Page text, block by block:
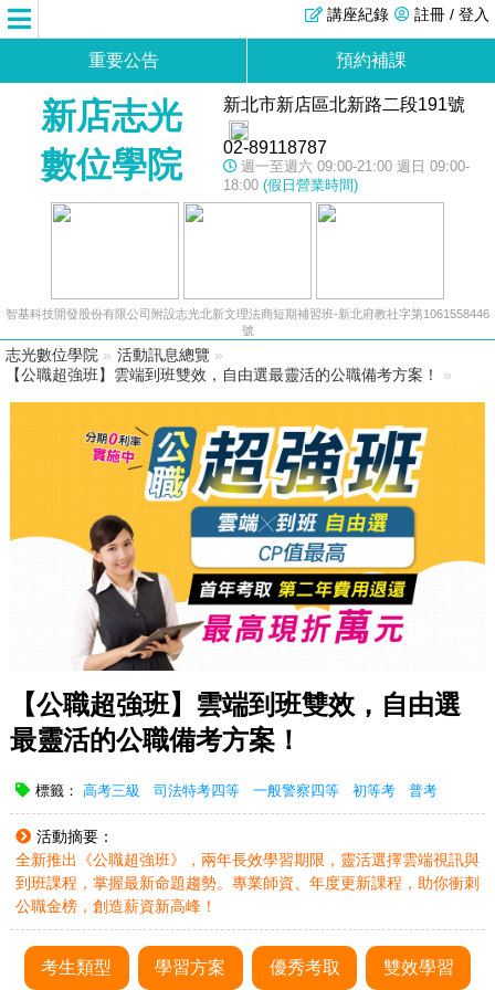
註冊 / 登入
講座紀錄
重要公告 預約補課
新店志光
數位學院
新北市新店區北新路二段191號
02-89118787
週一至週六 09:00-21:00 週日 09:00-
18:00 (假日營業時間)
智基科技開發股份有限公司附設志光北新文理法商短期補習班-新北府教社字第1061558446
號
志光數位學院 » 活動訊息總覽 »
【公職超強班】雲端到班雙效，自由選最靈活的公職備考方案！
»
【公職超強班】雲端到班雙效，自由選
最靈活的公職備考方案！
標籤： 高考三級 司法特考四等 一般警察四等 初等考 普考
活動摘要：
全新推出《公職超強班》，兩年長效學習期限，靈活選擇雲端視訊與
到班課程，掌握最新命題趨勢。專業師資、年度更新課程，助你衝刺
公職金榜，創造薪資新高峰！
考生類型 學習方案 優秀考取 雙效學習